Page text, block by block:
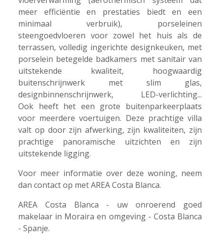
meer efficiëntie en prestaties biedt en een
minimaal verbruik), porseleinen
steengoedvloeren voor zowel het huis als de
terrassen, volledig ingerichte designkeuken, met
porselein betegelde badkamers met sanitair van
uitstekende kwaliteit, hoogwaardig
buitenschrijnwerk met slim glas,
designbinnenschrijnwerk, LED-verlichting...
Ook heeft het een grote buitenparkeerplaats
voor meerdere voertuigen. Deze prachtige villa
valt op door zijn afwerking, zijn kwaliteiten, zijn
prachtige panoramische uitzichten en zijn
uitstekende ligging.
Voor meer informatie over deze woning, neem
dan contact op met AREA Costa Blanca.
AREA Costa Blanca - uw onroerend goed
makelaar in Moraira en omgeving - Costa Blanca
- Spanje.